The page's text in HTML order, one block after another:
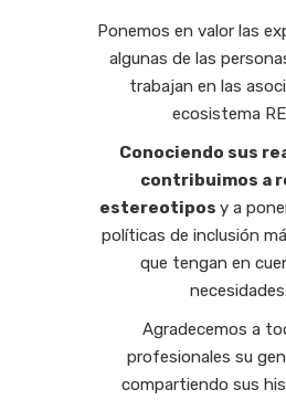
Ponemos en valor las
algunas de las
trabajan en las
ecosistema
Conociendo sus
contribuimos a
estereotipos y a
políticas de inclusión
que tengan en
necesidades.
Agradecemos a
profesionales su
compartiendo sus